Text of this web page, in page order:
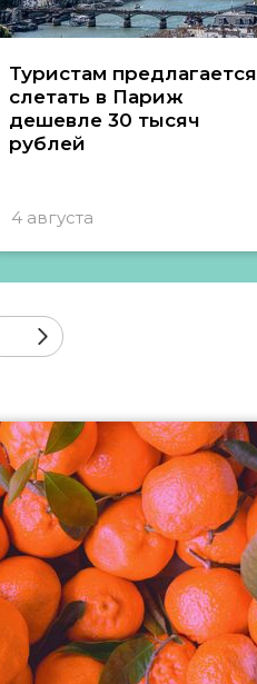
Туристам предлагается
слетать в Париж
дешевле 30 тысяч
рублей
4 августа